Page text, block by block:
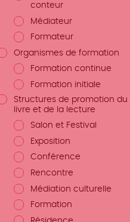
conteur
Médiateur
Formateur
Organismes de formation
Formation continue
Formation initiale
Structures de promotion du
livre et de la lecture
Salon et Festival
Exposition
Conférence
Rencontre
Médiation culturelle
Formation